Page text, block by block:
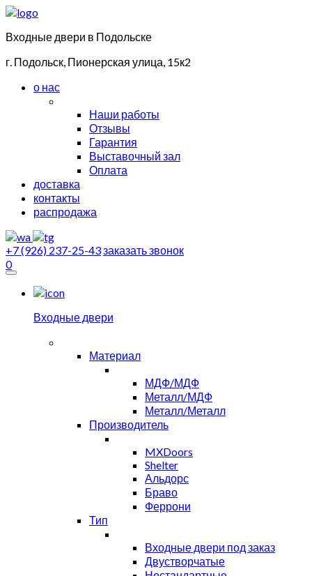
Входные двери в Подольске
г. Подольск, Пионерская улица, 15к2
о нас
Наши работы
Отзывы
Гарантия
Выставочный зал
Оплата
доставка
контакты
распродажа
+7 (926) 237-25-43заказать звонок
0
Входные двери
Материал
МДФ/МДФ
Металл/МДФ
Металл/Металл
Производитель
MXDoors
Shelter
Альдорс
Браво
Феррони
Тип
Входные двери под заказ
Двустворчатые